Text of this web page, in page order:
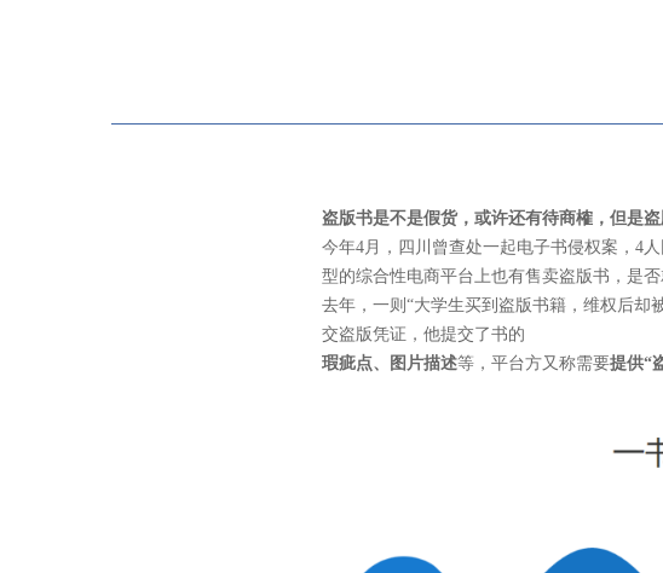
盗版书是不是假货，或许还有待商榷，但是
今年4月，四川曾查处一起电子书侵权案，4
型的综合性电商平台上也有售卖盗版书，是
去年，一则“大学生买到盗版书籍，维权后却
交盗版凭证，他提交了书的
瑕疵点、图片描述等，平台方又称需要提供“